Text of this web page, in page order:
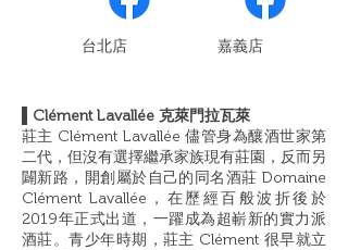
​台北店 嘉義店
Clément Lavallée 克萊門拉瓦萊
莊主 Clément Lavallée 儘管身為釀酒世家第
二代，但沒有選擇繼承家族現有莊園，反而另
闢新路，開創屬於自己的同名酒莊 Domaine
Clément Lavallée，在歷經百般波折後於
2019年正式出道，一躍成為超嶄新的實力派
酒莊。青少年時期，莊主 Clément 很早就立